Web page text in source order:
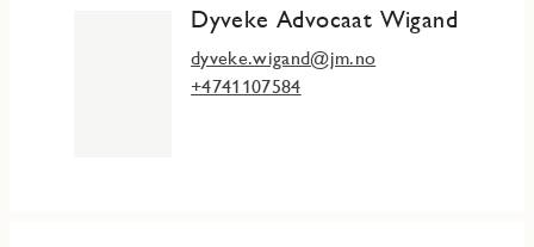
Dyveke Advocaat Wigand
dyveke.wigand@jm.no
+4741107584